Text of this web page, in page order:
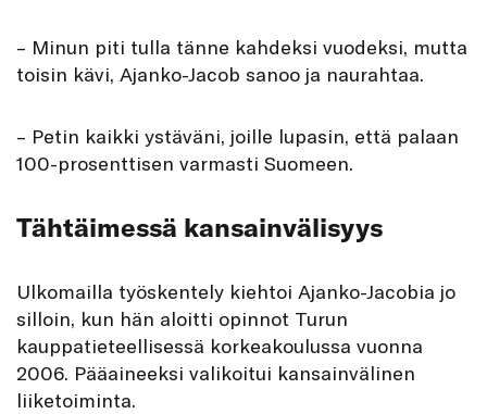
– Minun piti tulla tänne kahdeksi vuodeksi, mutta
toisin kävi, Ajanko-Jacob sanoo ja naurahtaa.
– Petin kaikki ystäväni, joille lupasin, että palaan
100-prosenttisen varmasti Suomeen.
Tähtäimessä kansainvälisyys
Ulkomailla työskentely kiehtoi Ajanko-Jacobia jo
silloin, kun hän aloitti opinnot Turun
kauppatieteellisessä korkeakoulussa vuonna
2006. Pääaineeksi valikoitui kansainvälinen
liiketoiminta.